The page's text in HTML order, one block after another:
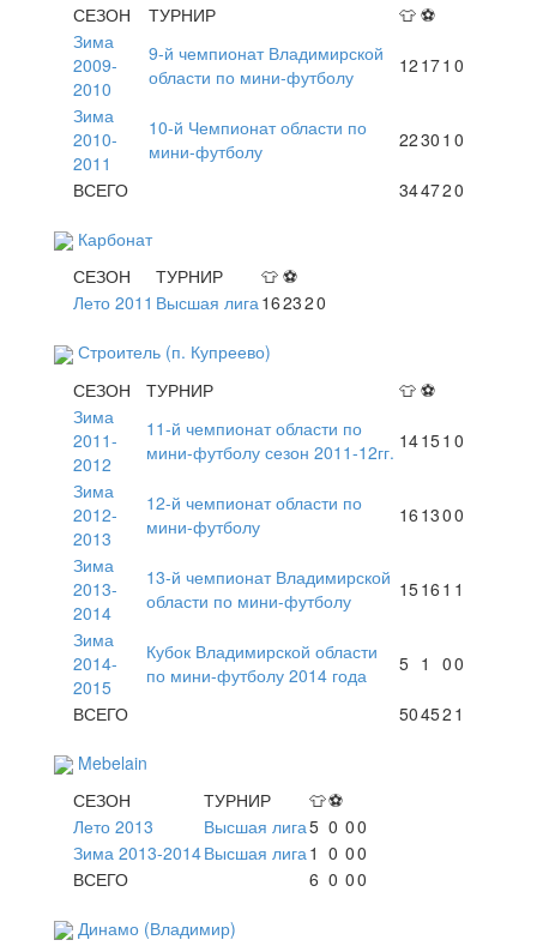
СЕЗОН
ТУРНИР 👕 ⚽
Зима
2009-
2010
9-й чемпионат Владимирской
области по мини-футболу
12 171 0
Зима
2010-
2011
10-й Чемпионат области по
мини-футболу
2230 1 0
ВСЕГО 344720
Карбонат
СЕЗОН
ТУРНИР 👕 ⚽
Лето 2011 Высшая лига162320
Строитель (п. Купреево)
СЕЗОН
ТУРНИР 👕 ⚽
Зима
2011-
2012
11-й чемпионат области по
мини-футболу сезон 2011-12гг. 14151 0
Зима
2012-
2013
12-й чемпионат области по
мини-футболу
16 1300
Зима
2013-
2014
13-й чемпионат Владимирской
области по мини-футболу
1516 1 1
Зима
2014-
2015
Кубок Владимирской области
по мини-футболу 2014 года
5 1 00
ВСЕГО 50452 1
Mebelain
СЕЗОН
ТУРНИР 👕⚽
Лето 2013
Высшая лига5 0 00
Зима 2013-2014Высшая лига 1 0 00
ВСЕГО
6 0 00
Динамо (Владимир)